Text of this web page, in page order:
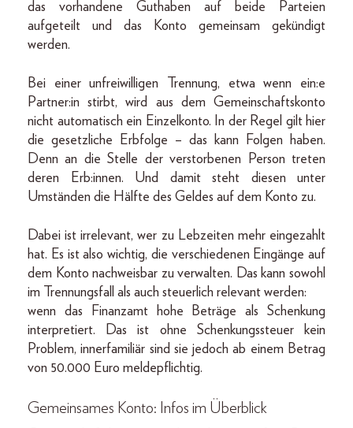
das vorhandene Guthaben auf beide Parteien
aufgeteilt und das Konto gemeinsam gekündigt
werden.
Bei einer unfreiwilligen Trennung, etwa wenn ein:e
Partner:in stirbt, wird aus dem Gemeinschaftskonto
nicht automatisch ein Einzelkonto. In der Regel gilt hier
die gesetzliche Erbfolge – das kann Folgen haben.
Denn an die Stelle der verstorbenen Person treten
deren Erb:innen. Und damit steht diesen unter
Umständen die Hälfte des Geldes auf dem Konto zu.
Dabei ist irrelevant, wer zu Lebzeiten mehr eingezahlt
hat. Es ist also wichtig, die verschiedenen Eingänge auf
dem Konto nachweisbar zu verwalten. Das kann sowohl
im Trennungsfall als auch steuerlich relevant werden:
wenn das Finanzamt hohe Beträge als Schenkung
interpretiert. Das ist ohne Schenkungssteuer kein
Problem, innerfamiliär sind sie jedoch ab einem Betrag
von 50.000 Euro meldepflichtig.
Gemeinsames Konto: Infos im Überblick